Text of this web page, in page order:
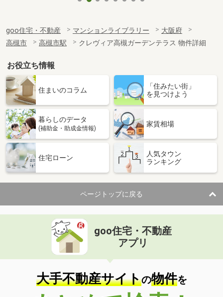
goo住宅・不動産 マンションライブラリー
大阪府
高槻市
高槻市駅 クレヴィア高槻ガーデンテラス 物件詳細
お役立ち情報
住まいのコラム
「住みたい街」
を見つけよう
暮らしのデータ
(補助金・助成金情報)
家賃相場
住宅ローン
人気タウン
ランキング
ページトップに戻る
goo住宅・不動産
アプリ
大手不動産サイトの物件を